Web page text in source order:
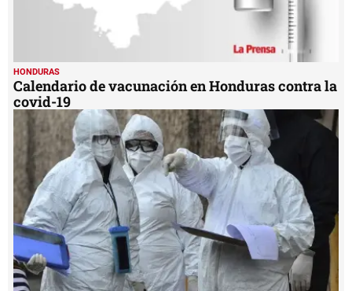
HONDURAS
Calendario de vacunación en Honduras contra la
covid-19